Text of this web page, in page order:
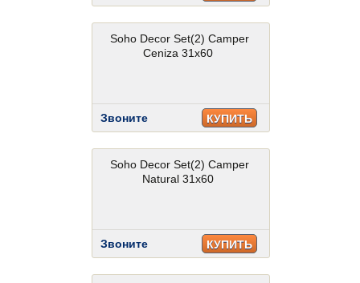
Soho Decor Set(2) Camper
Ceniza 31x60
Звоните КУПИТЬ
Soho Decor Set(2) Camper
Natural 31x60
Звоните КУПИТЬ